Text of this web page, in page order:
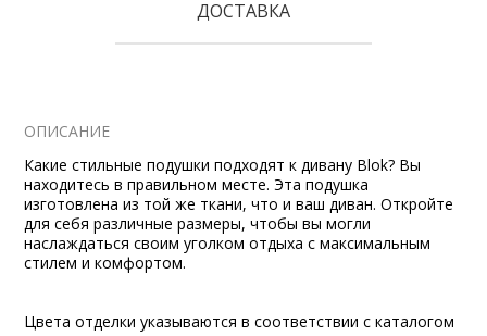
ДОСТАВКА
ОПИСАНИЕ
Какие стильные подушки подходят к дивану Blok? Вы
находитесь в правильном месте. Эта подушка
изготовлена из той же ткани, что и ваш диван. Откройте
для себя различные размеры, чтобы вы могли
наслаждаться своим уголком отдыха с максимальным
стилем и комфортом.
Цвета отделки указываются в соответствии с каталогом